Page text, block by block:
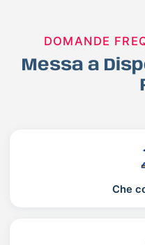
DOMANDE
Messa a
Che